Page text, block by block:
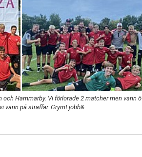
och Hammarby. Vi förlorade 2 matcher men
vann på straffar. Grymt jobb&